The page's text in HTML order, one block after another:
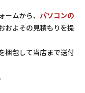
ムから、 パソコンの
およその見積もりを提
梱包して当店まで送付